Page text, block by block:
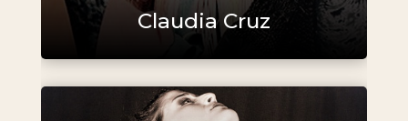
Claudia Cruz